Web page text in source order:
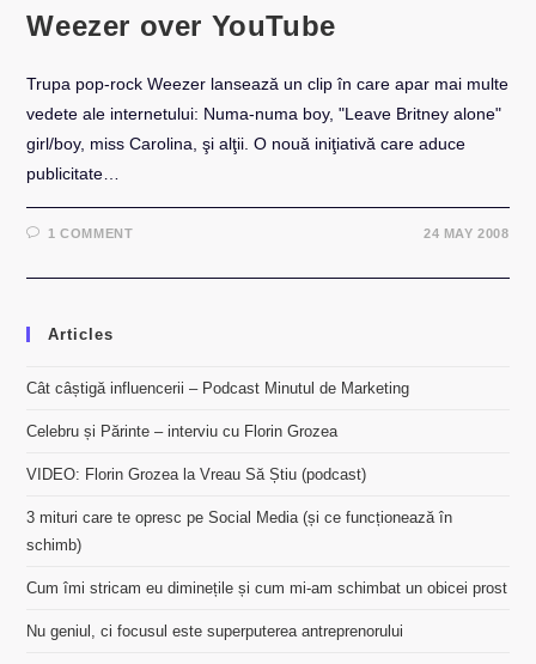
Weezer over YouTube
Trupa pop-rock Weezer lansează un clip în care apar mai multe
vedete ale internetului: Numa-numa boy, "Leave Britney alone"
girl/boy, miss Carolina, şi alţii. O nouă iniţiativă care aduce
publicitate…
1 COMMENT 24 MAY 2008
Articles
Cât câștigă influencerii – Podcast Minutul de Marketing
Celebru și Părinte – interviu cu Florin Grozea
VIDEO: Florin Grozea la Vreau Să Știu (podcast)
3 mituri care te opresc pe Social Media (și ce funcționează în
schimb)
Cum îmi stricam eu diminețile și cum mi-am schimbat un obicei prost
Nu geniul, ci focusul este superputerea antreprenorului